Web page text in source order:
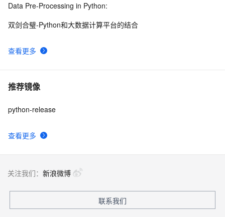
查看更多
Data Pre-Processing in Python:
双剑合璧-Python和大数据计算平台的结合
推荐镜像
查看更多
python-release
关注我们： 新浪微博
联系我们